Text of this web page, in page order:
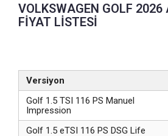
VOLKSWAGEN GOLF 2026
FİYAT LİSTESİ
Versiyon
Golf 1.5 TSI 116 PS Manuel
Impression
Golf 1.5 eTSI 116 PS DSG Life